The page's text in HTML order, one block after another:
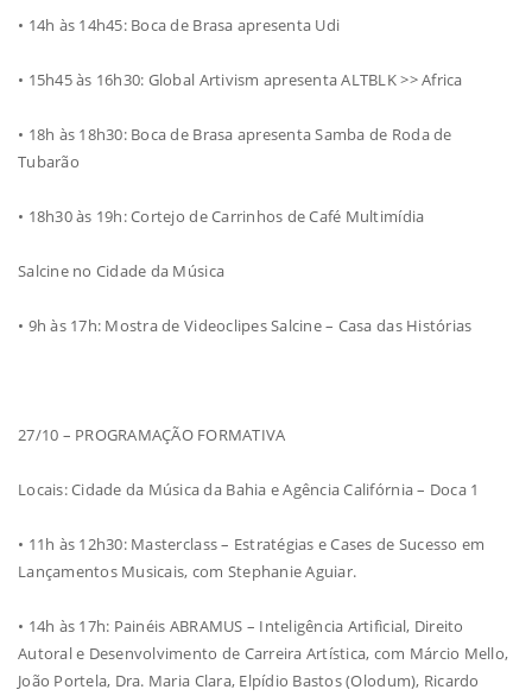
• 14h às 14h45: Boca de Brasa apresenta Udi
• 15h45 às 16h30: Global Artivism apresenta ALTBLK >> Africa
• 18h às 18h30: Boca de Brasa apresenta Samba de Roda de
Tubarão
• 18h30 às 19h: Cortejo de Carrinhos de Café Multimídia
Salcine no Cidade da Música
• 9h às 17h: Mostra de Videoclipes Salcine – Casa das Histórias
27/10 – PROGRAMAÇÃO FORMATIVA
Locais: Cidade da Música da Bahia e Agência Califórnia – Doca 1
• 11h às 12h30: Masterclass – Estratégias e Cases de Sucesso em
Lançamentos Musicais, com Stephanie Aguiar.
• 14h às 17h: Painéis ABRAMUS – Inteligência Artificial, Direito
Autoral e Desenvolvimento de Carreira Artística, com Márcio Mello,
João Portela, Dra. Maria Clara, Elpídio Bastos (Olodum), Ricardo